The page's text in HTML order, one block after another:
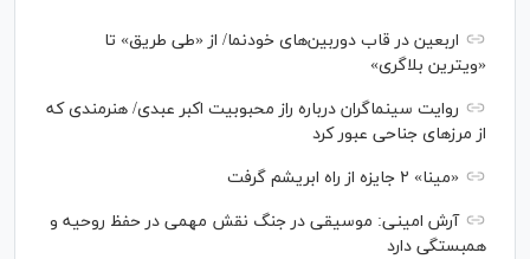
اربعین در قاب دوربین‌های خودنما/ از «طی طریق» تا
«ویترین بلاگری»
روایت سینماگران درباره راز محبوبیت اکبر عبدی/ هنرمندی که
از مرزهای جناحی عبور کرد
«مینا» ۲ جایزه از راه ابریشم گرفت
آرش امینی: موسیقی در جنگ نقش مهمی در حفظ روحیه و
همبستگی دارد